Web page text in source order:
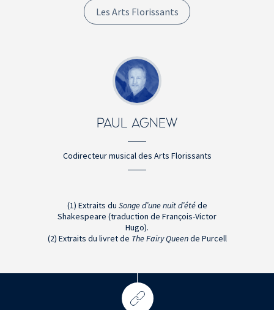
Les Arts Florissants
PAUL AGNEW
Codirecteur musical des Arts Florissants
(1) Extraits du Songe d’une nuit d’étéde
Shakespeare (traduction de François-Victor
Hugo).
(2) Extraits du livret de The Fairy Queende Purcell